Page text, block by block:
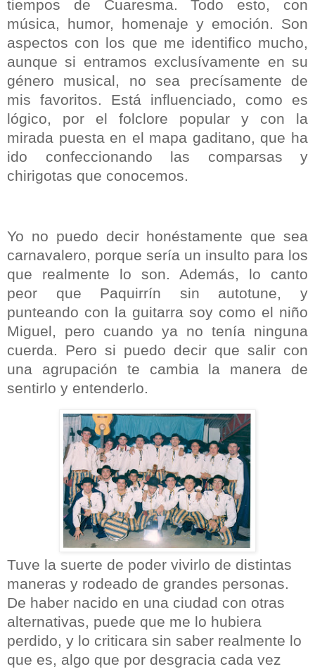
tiempos de Cuaresma. Todo esto, con
música, humor, homenaje y emoción. Son
aspectos con los que me identifico mucho,
aunque si entramos exclusívamente en su
género musical, no sea precísamente de
mis favoritos. Está influenciado, como es
lógico, por el folclore popular y con la
mirada puesta en el mapa gaditano, que ha
ido confeccionando las comparsas y
chirigotas que conocemos.
Yo no puedo decir honéstamente que sea
carnavalero, porque sería un insulto para los
que realmente lo son. Además, lo canto
peor que Paquirrín sin autotune, y
punteando con la guitarra soy como el niño
Miguel, pero cuando ya no tenía ninguna
cuerda. Pero si puedo decir que salir con
una agrupación te cambia la manera de
sentirlo y entenderlo.
Tuve la suerte de poder vivirlo de distintas
maneras y rodeado de grandes personas.
De haber nacido en una ciudad con otras
alternativas, puede que me lo hubiera
perdido, y lo criticara sin saber realmente lo
que es, algo que por desgracia cada vez